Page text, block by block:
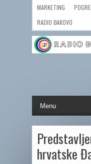
MARKETING
RADIO ĐAKOVO
hrvatske